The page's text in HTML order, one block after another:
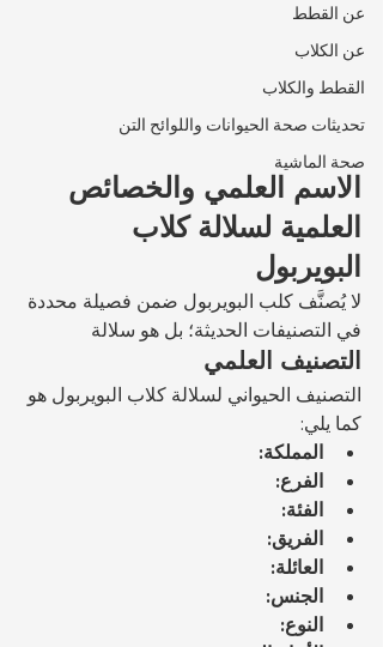
عن القطط
عن الكلاب
القطط والكلاب
تحديثات صحة الحيوانات واللوائح التن
صحة الماشية
الاسم العلمي والخصائص
العلمية لسلالة كلاب
البويربول
لا يُصنَّف كلب البويربول ضمن فصيلة محددة
في التصنيفات الحديثة؛ بل هو سلالة
التصنيف العلمي
التصنيف الحيواني لسلالة كلاب البويربول هو
كما يلي:
المملكة:
الفرع:
الفئة:
الفريق:
العائلة:
الجنس:
النوع: